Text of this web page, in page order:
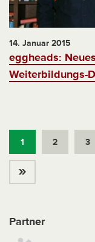
14. Januar 2015
eggheads:
Weiterbildungs-
1 2 3
»
Partner